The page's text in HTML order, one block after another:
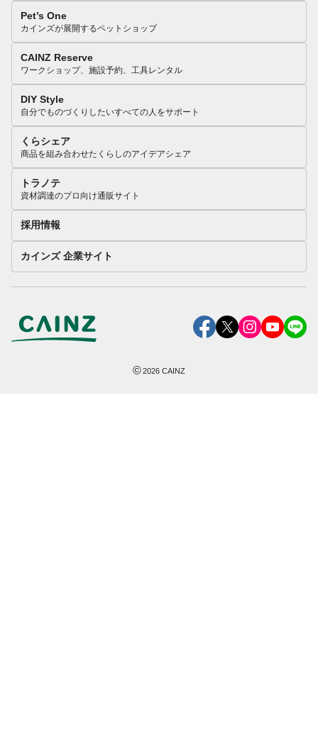
Pet’s One
カインズが展開するペットショップ
CAINZ Reserve
ワークショップ、施設予約、工具レンタル
DIY Style
自分でものづくりしたいすべての人をサポート
くらシェア
商品を組み合わせたくらしのアイデアシェア
トラノテ
資材調達のプロ向け通販サイト
採用情報
カインズ 企業サイト
©2026 CAINZ